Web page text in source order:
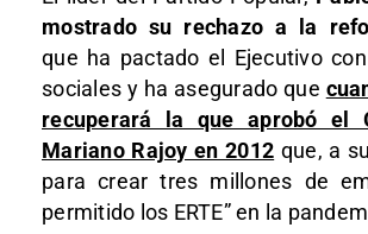
mostrado su rechazo a la
que ha pactado el Ejecutivo
sociales y ha asegurado que
recuperará la que aprobó el
Mariano Rajoy en 2012 que, a
para crear tres millones de
permitido los ERTE” en la